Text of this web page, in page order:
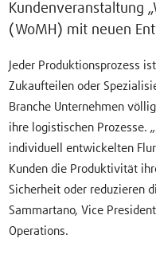
Kundenveranstaltung
(WoMH) mit neuen
Jeder Produktionsprozess
Zukaufteilen oder
Branche Unternehmen
ihre logistischen Prozesse.
individuell entwickelten
Kunden die Produktivität
Sicherheit oder reduzieren
Sammartano, Vice
Operations.